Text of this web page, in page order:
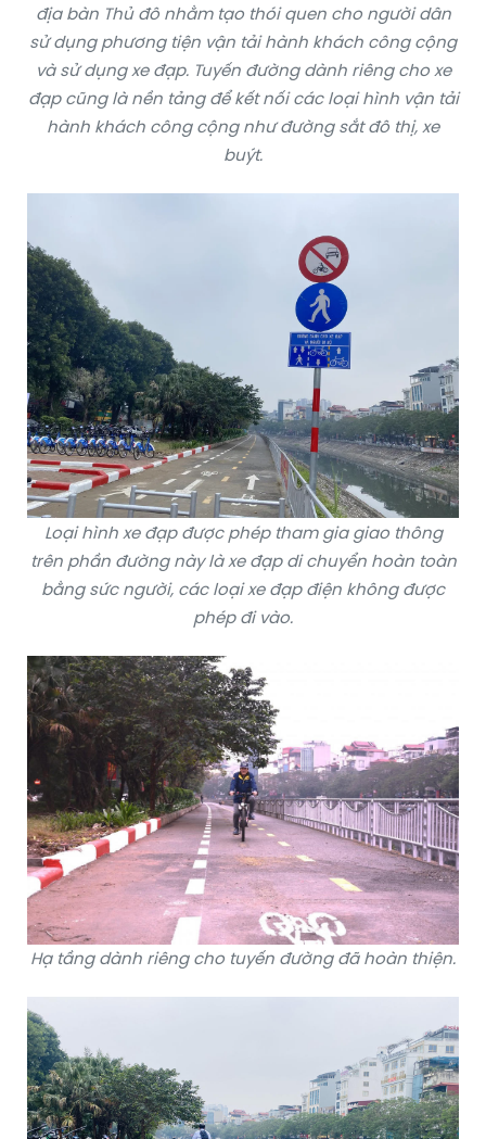
địa bàn Thủ đô nhằm tạo thói quen cho người dân
sử dụng phương tiện vận tải hành khách công cộng
và sử dụng xe đạp. Tuyến đường dành riêng cho xe
đạp cũng là nền tảng để kết nối các loại hình vận tải
hành khách công cộng như đường sắt đô thị, xe
buýt.
Loại hình xe đạp được phép tham gia giao thông
trên phần đường này là xe đạp di chuyển hoàn toàn
bằng sức người, các loại xe đạp điện không được
phép đi vào.
Hạ tầng dành riêng cho tuyến đường đã hoàn thiện.